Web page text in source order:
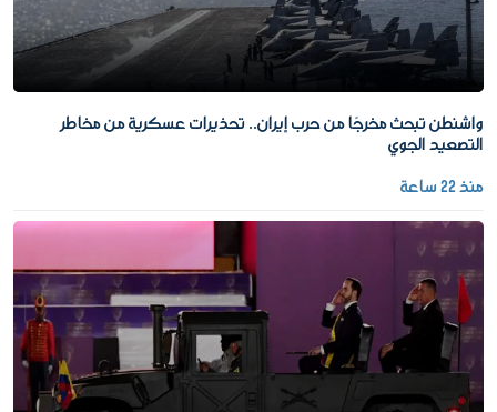
واشنطن تبحث مخرجًا من حرب إيران.. تحذيرات عسكرية من مخاطر
التصعيد الجوي
منذ 22 ساعة